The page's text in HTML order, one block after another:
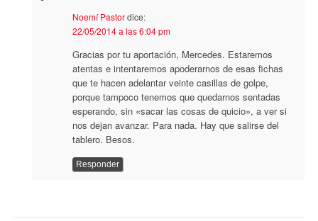
Noemí Pastordice:
22/05/2014 a las 6:04 pm
Gracias por tu aportación, Mercedes. Estaremos
atentas e intentaremos apoderarnos de esas fichas
que te hacen adelantar veinte casillas de golpe,
porque tampoco tenemos que quedarnos sentadas
esperando, sin «sacar las cosas de quicio», a ver si
nos dejan avanzar. Para nada. Hay que salirse del
tablero. Besos.
Responder